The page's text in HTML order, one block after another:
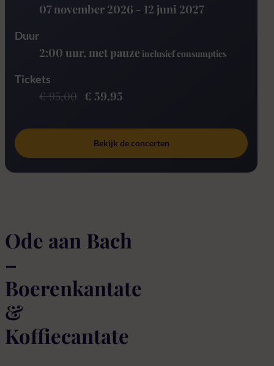
07 november 2026 - 12 juni 2027
Duur
2:00 uur, met pauze inclusief consumpties
Tickets
€ 95,00 € 59,95
Bekijk de concerten
Ode aan Bach
–
Boerenkantate
&
Koffiecantate